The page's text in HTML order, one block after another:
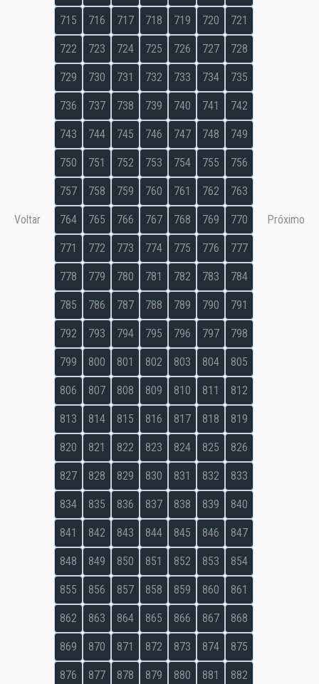
Voltar
715 716 717 718 719 720 721
722 723 724 725 726 727 728
729 730 731 732 733 734 735
736 737 738 739 740 741 742
743 744 745 746 747 748 749
750 751 752 753 754 755 756
757 758 759 760 761 762 763
764 765 766 767 768 769 770
771 772 773 774 775 776 777
778 779 780 781 782 783 784
785 786 787 788 789 790 791
792 793 794 795 796 797 798
799 800 801 802 803 804 805
806 807 808 809 810 811 812
813 814 815 816 817 818 819
820 821 822 823 824 825 826
827 828 829 830 831 832 833
834 835 836 837 838 839 840
841 842 843 844 845 846 847
848 849 850 851 852 853 854
855 856 857 858 859 860 861
862 863 864 865 866 867 868
869 870 871 872 873 874 875
876 877 878 879 880 881 882
Próximo